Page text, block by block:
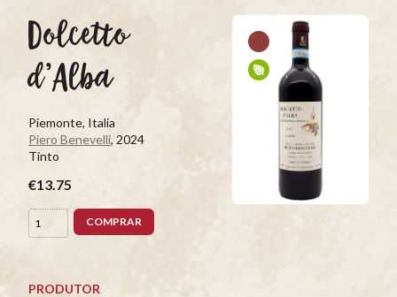
Dolcetto
d’Alba
Piemonte, Italia
Piero Benevelli, 2024
Tinto
€13.75
COMPRAR
PRODUTOR